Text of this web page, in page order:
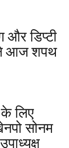
और डिप्टी
आज शपथ
के लिए
सोनम